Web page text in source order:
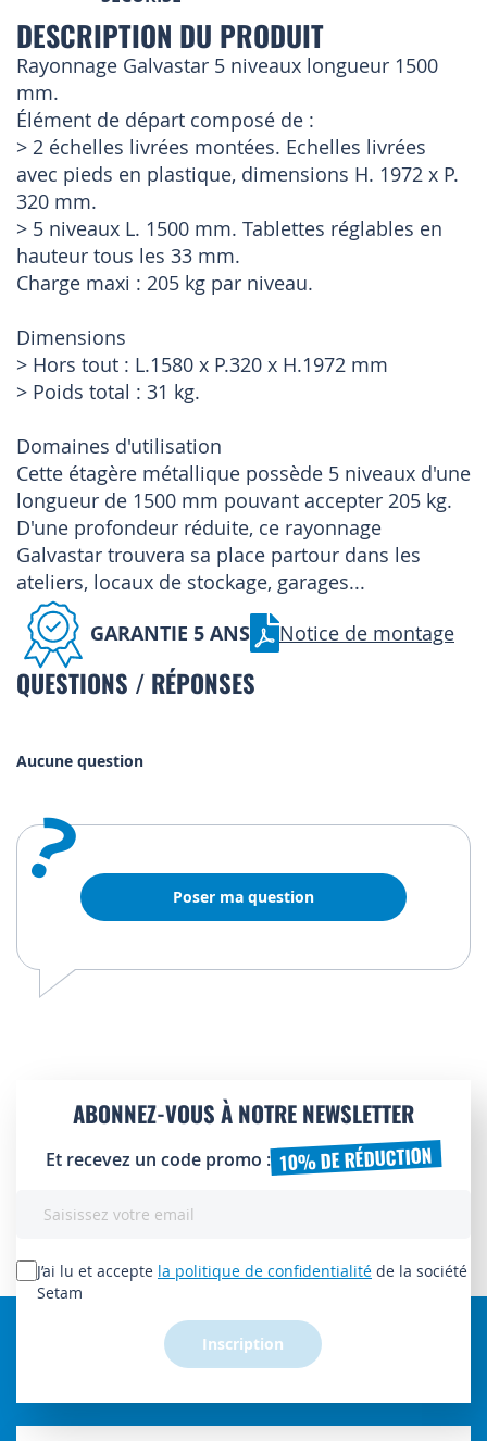
DESCRIPTION DU PRODUIT
Rayonnage Galvastar 5 niveaux longueur 1500
mm.
Élément de départ composé de :
> 2 échelles livrées montées. Echelles livrées
avec pieds en plastique, dimensions H. 1972 x P.
320 mm.
> 5 niveaux L. 1500 mm. Tablettes réglables en
hauteur tous les 33 mm.
Charge maxi : 205 kg par niveau.
Dimensions
> Hors tout : L.1580 x P.320 x H.1972 mm
> Poids total : 31 kg.
Domaines d'utilisation
Cette étagère métallique possède 5 niveaux d'une
longueur de 1500 mm pouvant accepter 205 kg.
D'une profondeur réduite, ce rayonnage
Galvastar trouvera sa place partour dans les
ateliers, locaux de stockage, garages...
GARANTIE 5 ANS Notice de montage
QUESTIONS / RÉPONSES
Aucune question
? Poser ma question
ABONNEZ-VOUS À NOTRE NEWSLETTER
Et recevez un code promo : 10% DE RÉDUCTION
lettre
d’information
J’ai lu et accepte la politique de confidentialité de la société
Setam
Inscription